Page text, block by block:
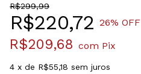
R$299,99
R$220,72 26% OFF
R$209,68 com Pix
4 x de R$55,18 sem juros